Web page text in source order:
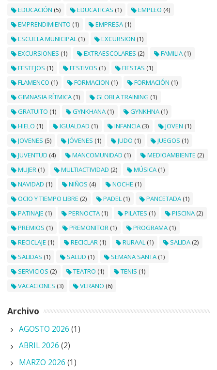
EDUCACIÓN (5) EDUCATICAS (1) EMPLEO (4)
EMPRENDIMIENTO (1) EMPRESA (1)
ESCUELA MUNICIPAL (1) EXCURSION (1)
EXCURSIONES (1) EXTRAESCOLARES (2) FAMILIA (1)
FESTEJOS (1) FESTIVOS (1) FIESTAS (1)
FLAMENCO (1) FORMACION (1) FORMACIÓN (1)
GIMNASIA RÍTMICA (1) GLOBLA TRAINING (1)
GRATUITO (1) GYNKHANA (1) GYNKHNA (1)
HIELO (1) IGUALDAD (1) INFANCIA (3) JOVEN (1)
JOVENES (5) JÓVENES (1) JUDO (1) JUEGOS (1)
JUVENTUD (4) MANCOMUNIDAD (1) MEDIOAMBIENTE (2)
MUJER (1) MULTIACTIVIDAD (2) MÚSICA (1)
NAVIDAD (1) NIÑOS (4) NOCHE (1)
OCIO Y TIEMPO LIBRE (2) PADEL (1) PANCETADA (1)
PATINAJE (1) PERNOCTA (1) PILATES (1) PISCINA (2)
PREMIOS (1) PREMONITOR (1) PROGRAMA (1)
RECICLAJE (1) RECICLAR (1) RURAAL (1) SALIDA (2)
SALIDAS (1) SALUD (1) SEMANA SANTA (1)
SERVICIOS (2) TEATRO (1) TENIS (1)
VACACIONES (3) VERANO (6)
Archivo
AGOSTO 2026 (1)
ABRIL 2026 (2)
MARZO 2026 (1)